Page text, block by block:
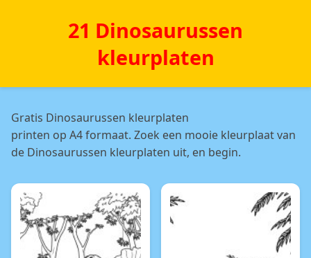
21 Dinosaurussen
kleurplaten
Gratis Dinosaurussen kleurplaten
printen op A4 formaat. Zoek een mooie kleurplaat van
de Dinosaurussen kleurplaten uit, en begin.